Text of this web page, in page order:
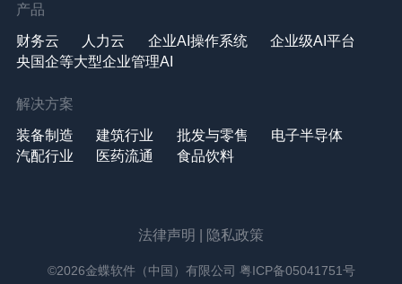
产品
财务云 人力云 企业AI操作系统
企业级AI平台
央国企等大型企业管理AI
解决方案
装备制造 建筑行业 批发与零售
电子半导体
汽配行业
医药流通 食品饮料
法律声明 隐私政策
©2026金蝶软件（中国）有限公司 粤ICP备05041751号